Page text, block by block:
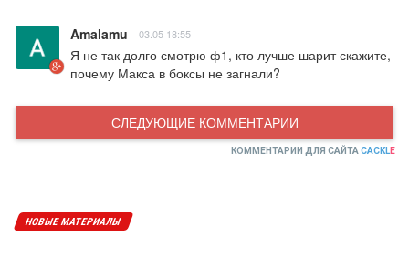
Amalamu 03.05 18:55
Я не так долго смотрю ф1, кто лучше шарит скажите,
почему Макса в боксы не загнали?
СЛЕДУЮЩИЕ КОММЕНТАРИИ
КОММЕНТАРИИ ДЛЯ САЙТА CACKLE
НОВЫЕ МАТЕРИАЛЫ